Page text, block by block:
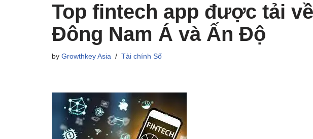
Top fintech app được tải
Đông Nam Á và Ấn Độ
by Growthkey Asia Tài chính Số